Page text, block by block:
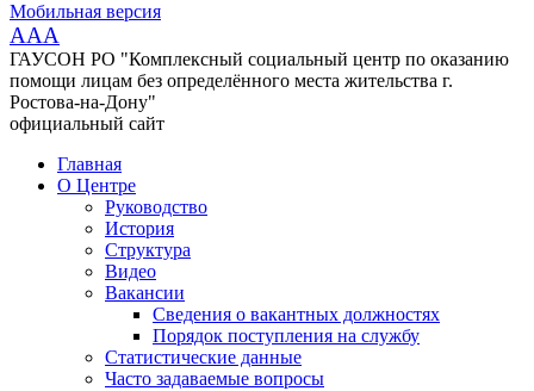
Мобильная версия
AAA
ГАУСОН РО "Комплексный социальный центр по оказанию
помощи лицам без определённого места жительства г.
Ростова-на-Дону"
официальный сайт
Главная
О Центре
Руководство
История
Структура
Видео
Вакансии
Сведения о вакантных должностях
Порядок поступления на службу
Статистические данные
Часто задаваемые вопросы